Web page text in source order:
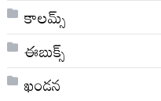
కాలమ్స్
ఈబుక్స్
ఖండన